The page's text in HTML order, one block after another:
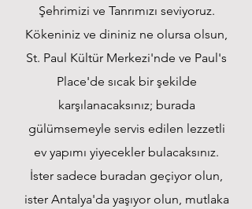
Şehrimizi ve Tanrımızı seviyoruz.
Kökeniniz ve dininiz ne olursa olsun,
St. Paul Kültür Merkezi'nde ve Paul's
Place'de sıcak bir şekilde
karşılanacaksınız; burada
gülümsemeyle servis edilen lezzetli
ev yapımı yiyecekler bulacaksınız.
İster sadece buradan geçiyor olun,
ister Antalya'da yaşıyor olun, mutlaka
Kokusu
tadı da
güzel
damakları
şenlendiren
iştah
açıcı
mezeler,
doyurucu
yemekler,
Toplantı ve
Konferans
Odası
Uluslararası
Kilise